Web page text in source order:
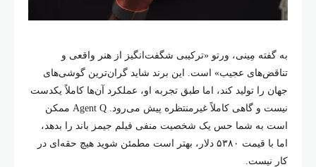
به گفته مِینی، ورتو «ترکیبی شگفت‌انگیز از هنر واقعی و
تناقض‌های عجیب» است. این برند شاید گران‌ترین گوشی‌های
جهان را تولید کند، اما طبق تجربه او، عملکرد آن‌ها کاملاً یکدست
نیست و گاهی کاملاً غیرمنتظره پیش می‌رود. Agent Q ممکن
است به شما حس یک شخصیت منفی فیلم جیمز باند را بدهد،
اما با قیمت ۵۳۸۰ دلار، بهتر است مطمئن شوید هیچ حقه‌ای در
کار نیست.